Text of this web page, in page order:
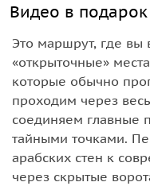
Видео в подарок
Это маршрут, где вы
«открыточные»
которые обычно
проходим через
соединяем главные
тайными точками.
арабских стен к
через скрытые